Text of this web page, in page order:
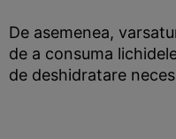
De asemenea,
de a consuma
de deshidratare